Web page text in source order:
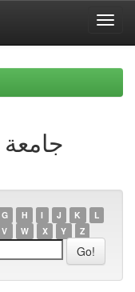
G H I J K
L
V W X Y Z